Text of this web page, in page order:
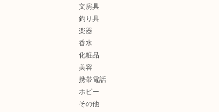
文房具
釣り具
楽器
香水
化粧品
美容
携帯電話
ホビー
その他